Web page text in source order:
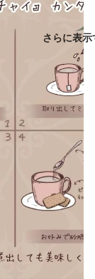
さらに表示